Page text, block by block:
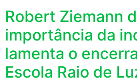
Robert Ziemann
importância da
lamenta o
Escola Raio de